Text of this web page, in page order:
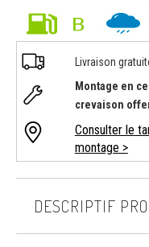
Livraison
Montage en
crevaison
Consulter le
montage >
DESCRIPTIF